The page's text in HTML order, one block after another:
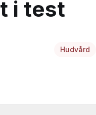
i test
Hudvård